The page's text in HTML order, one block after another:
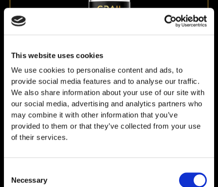
This website uses cookies
We use cookies to personalise content and ads, to
provide social media features and to analyse our traffic.
We also share information about your use of our site with
our social media, advertising and analytics partners who
may combine it with other information that you’ve
provided to them or that they’ve collected from your use
of their services.
Selection
Necessary
Glow TB-500 10 mg / BPC-157 10 mg / GHK-
Cu 50 mg
€ 139,00